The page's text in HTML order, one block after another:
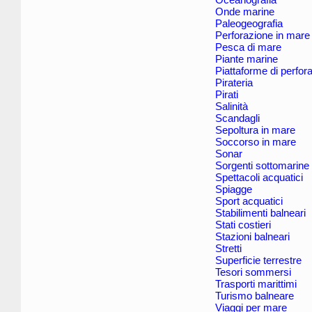
Onde marine
Paleogeografia
Perforazione in mare
Pesca di mare
Piante marine
Piattaforme di
Pirateria
Pirati
Salinità
Scandagli
Sepoltura in mare
Soccorso in mare
Sonar
Sorgenti sottomarine
Spettacoli acquatici
Spiagge
Sport acquatici
Stabilimenti balneari
Stati costieri
Stazioni balneari
Stretti
Superficie terrestre
Tesori sommersi
Trasporti marittimi
Turismo balneare
Viaggi per mare